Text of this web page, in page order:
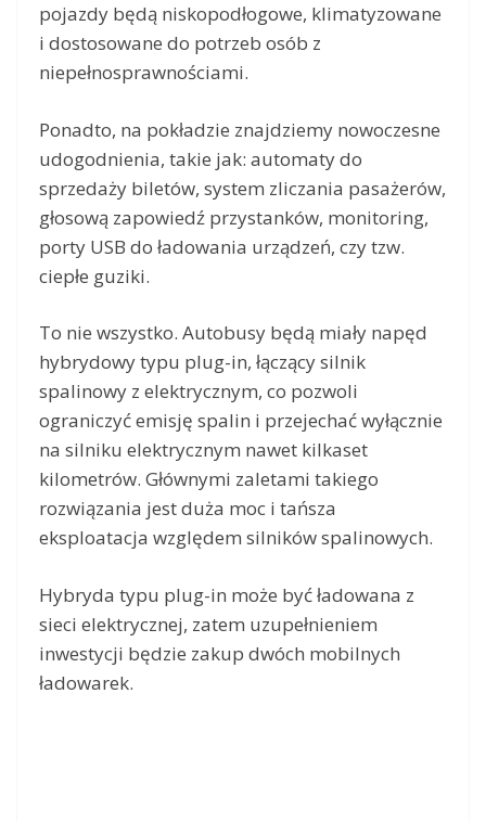
pojazdy będą niskopodłogowe, klimatyzowane
i dostosowane do potrzeb osób z
niepełnosprawnościami.
Ponadto, na pokładzie znajdziemy nowoczesne
udogodnienia, takie jak: automaty do
sprzedaży biletów, system zliczania pasażerów,
głosową zapowiedź przystanków, monitoring,
porty USB do ładowania urządzeń, czy tzw.
ciepłe guziki.
To nie wszystko. Autobusy będą miały napęd
hybrydowy typu plug-in, łączący silnik
spalinowy z elektrycznym, co pozwoli
ograniczyć emisję spalin i przejechać wyłącznie
na silniku elektrycznym nawet kilkaset
kilometrów. Głównymi zaletami takiego
rozwiązania jest duża moc i tańsza
eksploatacja względem silników spalinowych.
Hybryda typu plug-in może być ładowana z
sieci elektrycznej, zatem uzupełnieniem
inwestycji będzie zakup dwóch mobilnych
ładowarek.